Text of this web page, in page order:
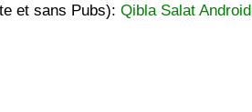
et sans Pubs):Qibla Salat Android